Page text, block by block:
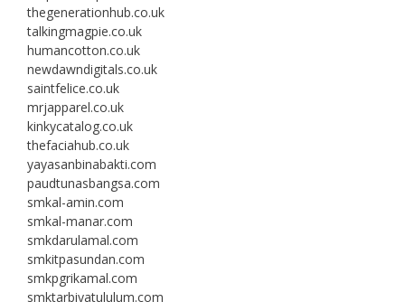
thegenerationhub.co.uk
talkingmagpie.co.uk
humancotton.co.uk
newdawndigitals.co.uk
saintfelice.co.uk
mrjapparel.co.uk
kinkycatalog.co.uk
thefaciahub.co.uk
yayasanbinabakti.com
paudtunasbangsa.com
smkal-amin.com
smkal-manar.com
smkdarulamal.com
smkitpasundan.com
smkpgrikamal.com
smktarbiyatululum.com